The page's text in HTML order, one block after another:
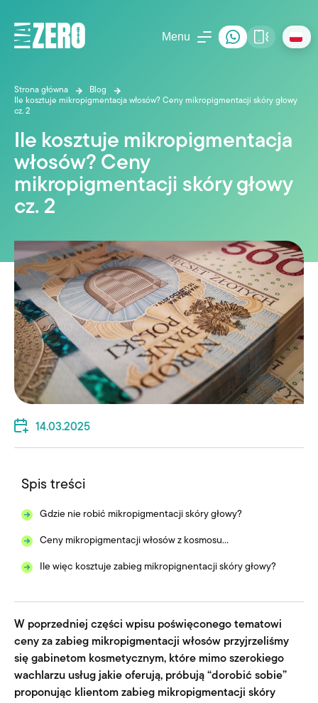
Menu
Strona główna
Blog
Ile kosztuje mikropigmentacja włosów? Ceny mikropigmentacji skóry głowy
cz. 2
Ile kosztuje mikropigmentacja
włosów? Ceny
mikropigmentacji skóry głowy
cz. 2
14.03.2025
Spis treści
Gdzie nie robić mikropigmentacji skóry głowy?
Ceny mikropigmentacji włosów z kosmosu…
Ile więc kosztuje zabieg mikropignentacji skóry głowy?
W poprzedniej części wpisu poświęconego tematowi
ceny za zabieg mikropigmentacji włosów przyjrzeliśmy
się gabinetom kosmetycznym, które mimo szerokiego
wachlarzu usług jakie oferują, próbują “dorobić sobie”
proponując klientom zabieg mikropigmentacji skóry